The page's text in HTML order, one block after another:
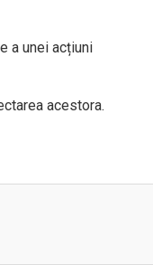
a unei acțiuni
acestora.